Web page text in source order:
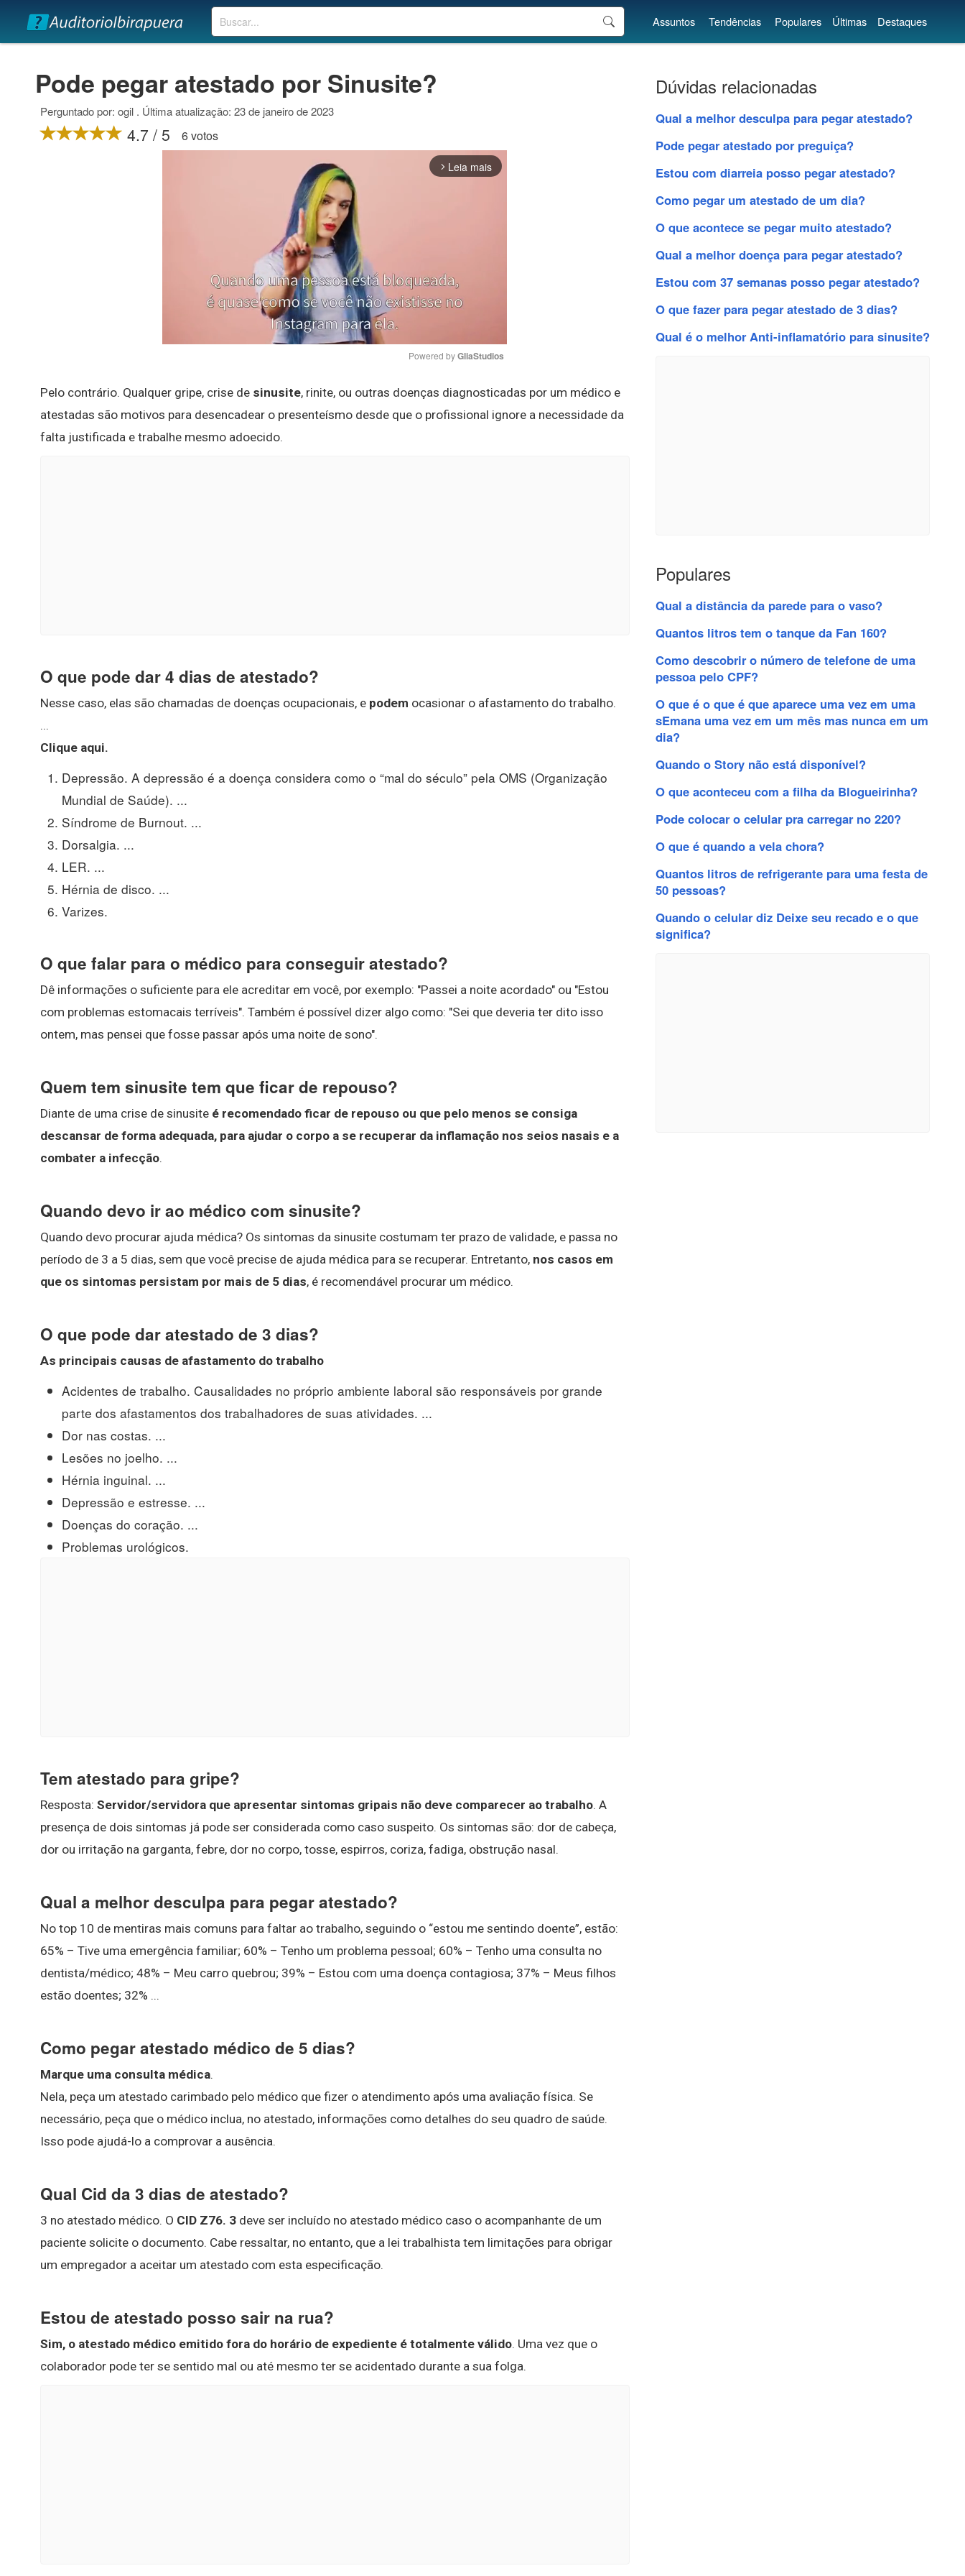
Buscar Assuntos Tendências Populares Últimas Destaques
Pode pegar atestado por Sinusite?
Perguntado por: ogil . Última atualização: 23 de janeiro de 2023
4.7 / 5 6 votos
arrow_forward_ios Leia mais
Mute
Powered by GliaStudios
Pelo contrário. Qualquer gripe, crise de sinusite, rinite, ou outras doenças diagnosticadas por um médico e
atestadas são motivos para desencadear o presenteísmo desde que o profissional ignore a necessidade da
falta justificada e trabalhe mesmo adoecido.
O que pode dar 4 dias de atestado?
Nesse caso, elas são chamadas de doenças ocupacionais, e podem ocasionar o afastamento do trabalho.
...
Clique aqui.
Depressão. A depressão é a doença considera como o “mal do século” pela OMS (Organização
Mundial de Saúde). ...
Síndrome de Burnout. ...
Dorsalgia. ...
LER. ...
Hérnia de disco. ...
Varizes.
O que falar para o médico para conseguir atestado?
Dê informações o suficiente para ele acreditar em você, por exemplo: "Passei a noite acordado" ou "Estou
com problemas estomacais terríveis". Também é possível dizer algo como: "Sei que deveria ter dito isso
ontem, mas pensei que fosse passar após uma noite de sono".
Quem tem sinusite tem que ficar de repouso?
Diante de uma crise de sinusite é recomendado ficar de repouso ou que pelo menos se consiga
descansar de forma adequada, para ajudar o corpo a se recuperar da inflamação nos seios nasais e a
combater a infecção.
Quando devo ir ao médico com sinusite?
Quando devo procurar ajuda médica? Os sintomas da sinusite costumam ter prazo de validade, e passa no
período de 3 a 5 dias, sem que você precise de ajuda médica para se recuperar. Entretanto, nos casos em
que os sintomas persistam por mais de 5 dias, é recomendável procurar um médico.
O que pode dar atestado de 3 dias?
As principais causas de afastamento do trabalho
Acidentes de trabalho. Causalidades no próprio ambiente laboral são responsáveis por grande
parte dos afastamentos dos trabalhadores de suas atividades. ...
Dor nas costas. ...
Lesões no joelho. ...
Hérnia inguinal. ...
Depressão e estresse. ...
Doenças do coração. ...
Problemas urológicos.
Tem atestado para gripe?
Resposta: Servidor/servidora que apresentar sintomas gripais não deve comparecer ao trabalho. A
presença de dois sintomas já pode ser considerada como caso suspeito. Os sintomas são: dor de cabeça,
dor ou irritação na garganta, febre, dor no corpo, tosse, espirros, coriza, fadiga, obstrução nasal.
Qual a melhor desculpa para pegar atestado?
No top 10 de mentiras mais comuns para faltar ao trabalho, seguindo o “estou me sentindo doente”, estão:
65% – Tive uma emergência familiar; 60% – Tenho um problema pessoal; 60% – Tenho uma consulta no
dentista/médico; 48% – Meu carro quebrou; 39% – Estou com uma doença contagiosa; 37% – Meus filhos
estão doentes; 32% ...
Como pegar atestado médico de 5 dias?
Marque uma consulta médica.
Nela, peça um atestado carimbado pelo médico que fizer o atendimento após uma avaliação física. Se
necessário, peça que o médico inclua, no atestado, informações como detalhes do seu quadro de saúde.
Isso pode ajudá-lo a comprovar a ausência.
Qual Cid da 3 dias de atestado?
3 no atestado médico. O CID Z76. 3 deve ser incluído no atestado médico caso o acompanhante de um
paciente solicite o documento. Cabe ressaltar, no entanto, que a lei trabalhista tem limitações para obrigar
um empregador a aceitar um atestado com esta especificação.
Estou de atestado posso sair na rua?
Sim, o atestado médico emitido fora do horário de expediente é totalmente válido. Uma vez que o
colaborador pode ter se sentido mal ou até mesmo ter se acidentado durante a sua folga.
Dúvidas relacionadas
Qual a melhor desculpa para pegar atestado?
Pode pegar atestado por preguiça?
Estou com diarreia posso pegar atestado?
Como pegar um atestado de um dia?
O que acontece se pegar muito atestado?
Qual a melhor doença para pegar atestado?
Estou com 37 semanas posso pegar atestado?
O que fazer para pegar atestado de 3 dias?
Qual é o melhor Anti-inflamatório para sinusite?
Populares
Qual a distância da parede para o vaso?
Quantos litros tem o tanque da Fan 160?
Como descobrir o número de telefone de uma
pessoa pelo CPF?
O que é o que é que aparece uma vez em uma
sEmana uma vez em um mês mas nunca em um
dia?
Quando o Story não está disponível?
O que aconteceu com a filha da Blogueirinha?
Pode colocar o celular pra carregar no 220?
O que é quando a vela chora?
Quantos litros de refrigerante para uma festa de
50 pessoas?
Quando o celular diz Deixe seu recado e o que
significa?